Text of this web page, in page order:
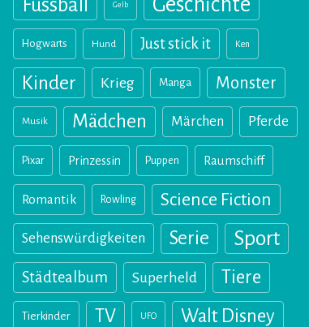
Fussball Gelb
Hogwarts Hund Just stick it Ken
Kinder Krieg Manga Monster
Musik Mädchen Märchen Pferde
Pixar Prinzessin Puppen Raumschiff
Romantik Rowling Science Fiction
Sehenswürdigkeiten Serie Sport
Städtealbum Superheld Tiere
Tierkinder TV UFO Walt Disney